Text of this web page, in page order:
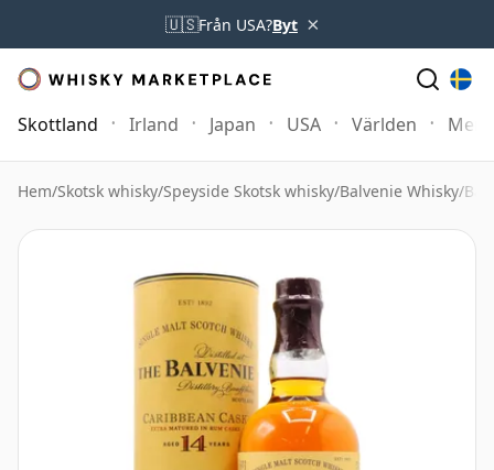
🇺🇸Från USA?Byt ×
Skottland Irland Japan USA Världen Mer
Hem/Skotsk whisky/Speyside Skotsk whisky/Balvenie Whisky/